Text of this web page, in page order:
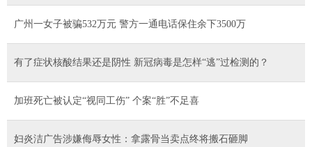
广州一女子被骗532万元 警方一通电话保住余下3500万
有了症状核酸结果还是阴性 新冠病毒是怎样“逃”过检测的？
加班死亡被认定“视同工伤” 个案“胜”不足喜
妇炎洁广告涉嫌侮辱女性：拿露骨当卖点终将搬石砸脚